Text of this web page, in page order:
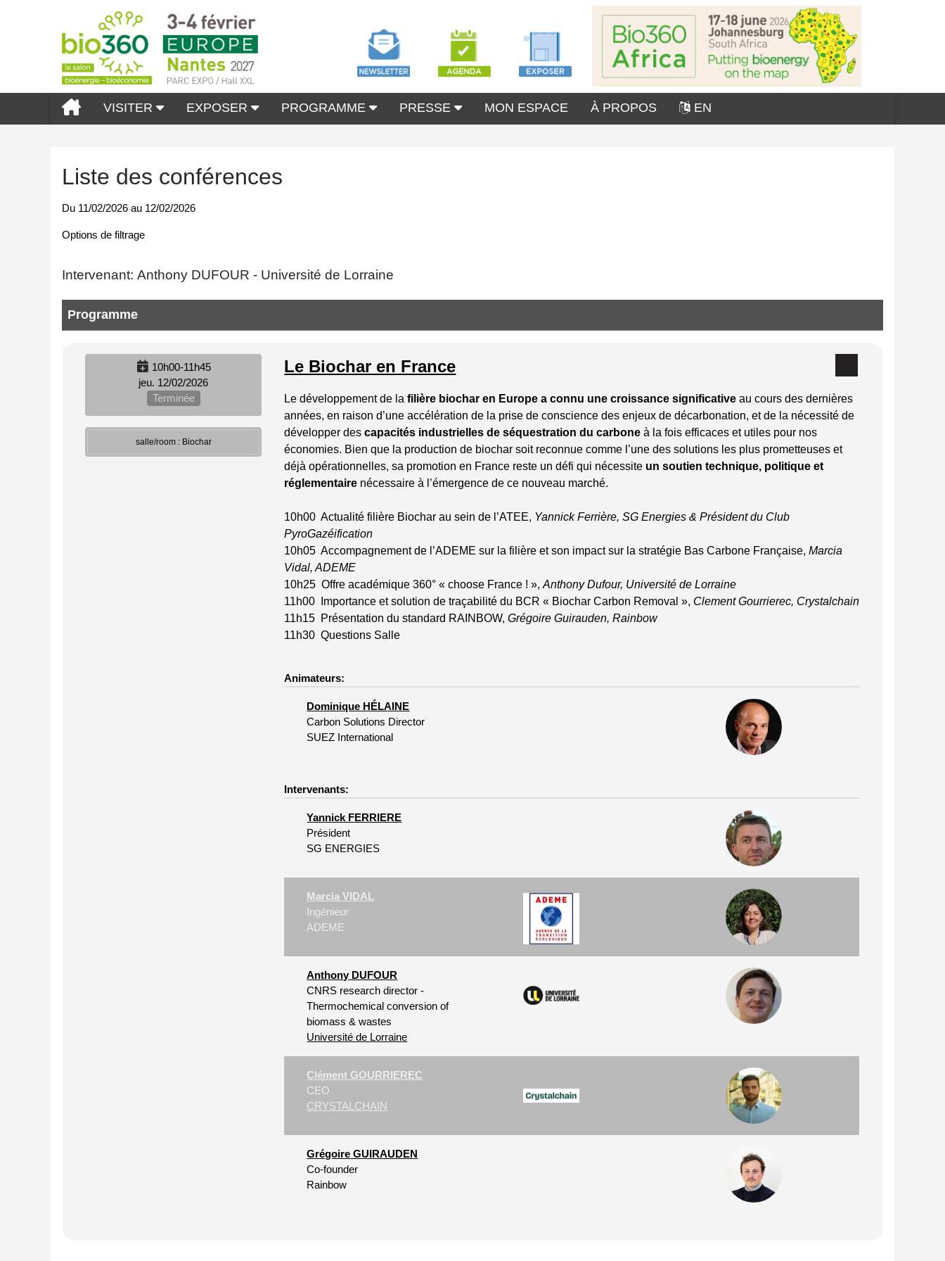
VISITER EXPOSER PROGRAMME PRESSE MON ESPACE À PROPOS EN
Liste des conférences
Du 11/02/2026 au 12/02/2026
Options de filtrage
Intervenant: Anthony DUFOUR - Université de Lorraine
Programme
10h00-11h45
jeu. 12/02/2026
Terminée
salle/room : Biochar
Le Biochar en France
Le développement de lafilière biochar en Europe a connu une croissance significative au cours des dernières
années, en raison d’une accélération de la prise de conscience des enjeux de décarbonation, et de la nécessité de
développer descapacités industrielles de séquestration du carbone à la fois efficaces et utiles pour nos
économies. Bien que la production de biochar soit reconnue comme l’une des solutions les plus prometteuses et
déjà opérationnelles, sa promotion en France reste un défi qui nécessite un soutien technique, politique et
réglementaire nécessaire à l’émergence de ce nouveau marché.
10h00 Actualité filière Biochar au sein de l’ATEE, Yannick Ferrière, SG Energies & Président du Club
PyroGazéification
10h05 Accompagnement de l’ADEME sur la filière et son impact sur la stratégie Bas Carbone Française,Marcia
Vidal, ADEME
10h25 Offre académique 360° « choose France ! »,Anthony Dufour, Université de Lorraine
11h00 Importance et solution de traçabilité du BCR « Biochar Carbon Removal », Clement Gourrierec, Crystalchain
11h15 Présentation du standard RAINBOW,Grégoire Guirauden, Rainbow
11h30 Questions Salle
Animateurs:
Dominique HÉLAINE
Carbon Solutions Director
SUEZ International
Intervenants:
Yannick FERRIERE
Président
SG ENERGIES
Marcia VIDAL
Ingénieur
ADEME
Anthony DUFOUR
CNRS research director -
Thermochemical conversion of
biomass & wastes
Université de Lorraine
Clément GOURRIEREC
CEO
CRYSTALCHAIN
Grégoire GUIRAUDEN
Co-founder
Rainbow